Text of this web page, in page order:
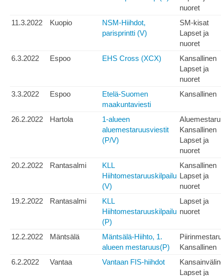
nuoret
11.3.2022
Kuopio
NSM-Hiihdot,
parisprintti (V)
SM-kisat
Lapset ja
nuoret
6.3.2022
Espoo EHS Cross (XCX)
Kansallinen
Lapset ja
nuoret
3.3.2022
Espoo
Etelä-Suomen
maakuntaviesti
Kansallinen
26.2.2022 Hartola
1-alueen
aluemestaruusviestit
(P/V)
Kansallinen
Lapset ja
nuoret
20.2.2022
Rantasalmi
KLL
Hiihtomestaruuskilpailu
(V)
Kansallinen
Lapset ja
nuoret
19.2.2022
Rantasalmi
KLL
Hiihtomestaruuskilpailu
(P)
Lapset ja
nuoret
12.2.2022 Mäntsälä
Mäntsälä-Hiihto, 1.
alueen mestaruus(P)
Kansallinen
6.2.2022
Vantaa Vantaan FIS-hiihdot
Lapset ja